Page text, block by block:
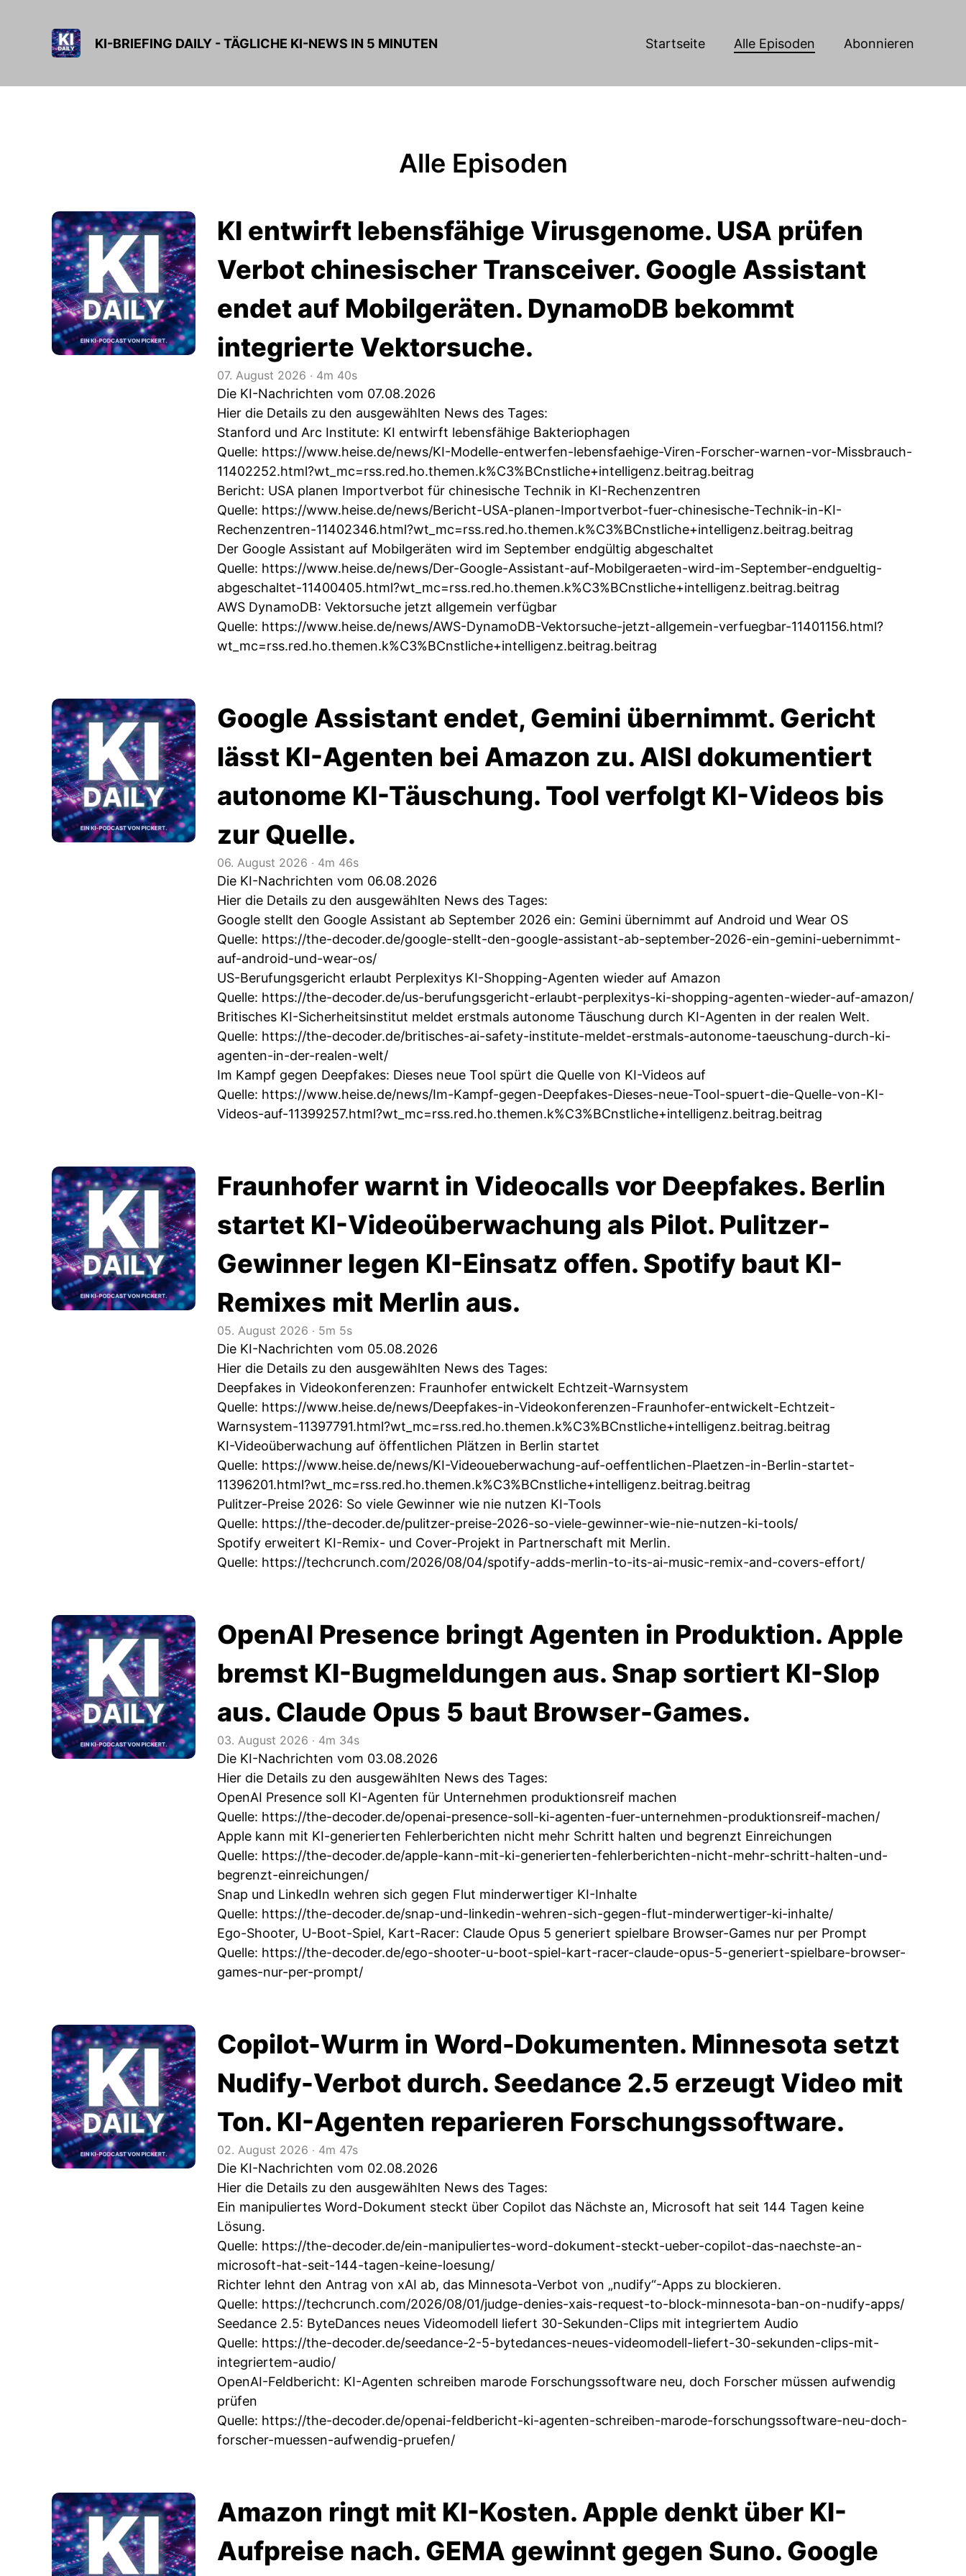
KI-BRIEFING DAILY - TÄGLICHE KI-NEWS IN 5 MINUTEN Startseite Alle Episoden Abonnieren
Alle Episoden
KI entwirft lebensfähige Virusgenome. USA prüfen
Verbot chinesischer Transceiver. Google Assistant
endet auf Mobilgeräten. DynamoDB bekommt
integrierte Vektorsuche.
07. August 2026 ‧ 4m 40s
Die KI-Nachrichten vom 07.08.2026
Hier die Details zu den ausgewählten News des Tages:
Stanford und Arc Institute: KI entwirft lebensfähige Bakteriophagen
Quelle: https://www.heise.de/news/KI-Modelle-entwerfen-lebensfaehige-Viren-Forscher-warnen-vor-Missbrauch-
11402252.html?wt_mc=rss.red.ho.themen.k%C3%BCnstliche+intelligenz.beitrag.beitrag
Bericht: USA planen Importverbot für chinesische Technik in KI-Rechenzentren
Quelle: https://www.heise.de/news/Bericht-USA-planen-Importverbot-fuer-chinesische-Technik-in-KI-
Rechenzentren-11402346.html?wt_mc=rss.red.ho.themen.k%C3%BCnstliche+intelligenz.beitrag.beitrag
Der Google Assistant auf Mobilgeräten wird im September endgültig abgeschaltet
Quelle: https://www.heise.de/news/Der-Google-Assistant-auf-Mobilgeraeten-wird-im-September-endgueltig-
abgeschaltet-11400405.html?wt_mc=rss.red.ho.themen.k%C3%BCnstliche+intelligenz.beitrag.beitrag
AWS DynamoDB: Vektorsuche jetzt allgemein verfügbar
Quelle: https://www.heise.de/news/AWS-DynamoDB-Vektorsuche-jetzt-allgemein-verfuegbar-11401156.html?
wt_mc=rss.red.ho.themen.k%C3%BCnstliche+intelligenz.beitrag.beitrag
Google Assistant endet, Gemini übernimmt. Gericht
lässt KI-Agenten bei Amazon zu. AISI dokumentiert
autonome KI-Täuschung. Tool verfolgt KI-Videos bis
zur Quelle.
06. August 2026 ‧ 4m 46s
Die KI-Nachrichten vom 06.08.2026
Hier die Details zu den ausgewählten News des Tages:
Google stellt den Google Assistant ab September 2026 ein: Gemini übernimmt auf Android und Wear OS
Quelle: https://the-decoder.de/google-stellt-den-google-assistant-ab-september-2026-ein-gemini-uebernimmt-
auf-android-und-wear-os/
US-Berufungsgericht erlaubt Perplexitys KI-Shopping-Agenten wieder auf Amazon
Quelle: https://the-decoder.de/us-berufungsgericht-erlaubt-perplexitys-ki-shopping-agenten-wieder-auf-amazon/
Britisches KI-Sicherheitsinstitut meldet erstmals autonome Täuschung durch KI-Agenten in der realen Welt.
Quelle: https://the-decoder.de/britisches-ai-safety-institute-meldet-erstmals-autonome-taeuschung-durch-ki-
agenten-in-der-realen-welt/
Im Kampf gegen Deepfakes: Dieses neue Tool spürt die Quelle von KI-Videos auf
Quelle: https://www.heise.de/news/Im-Kampf-gegen-Deepfakes-Dieses-neue-Tool-spuert-die-Quelle-von-KI-
Videos-auf-11399257.html?wt_mc=rss.red.ho.themen.k%C3%BCnstliche+intelligenz.beitrag.beitrag
Fraunhofer warnt in Videocalls vor Deepfakes. Berlin
startet KI-Videoüberwachung als Pilot. Pulitzer-
Gewinner legen KI-Einsatz offen. Spotify baut KI-
Remixes mit Merlin aus.
05. August 2026 ‧ 5m 5s
Die KI-Nachrichten vom 05.08.2026
Hier die Details zu den ausgewählten News des Tages:
Deepfakes in Videokonferenzen: Fraunhofer entwickelt Echtzeit-Warnsystem
Quelle: https://www.heise.de/news/Deepfakes-in-Videokonferenzen-Fraunhofer-entwickelt-Echtzeit-
Warnsystem-11397791.html?wt_mc=rss.red.ho.themen.k%C3%BCnstliche+intelligenz.beitrag.beitrag
KI-Videoüberwachung auf öffentlichen Plätzen in Berlin startet
Quelle: https://www.heise.de/news/KI-Videoueberwachung-auf-oeffentlichen-Plaetzen-in-Berlin-startet-
11396201.html?wt_mc=rss.red.ho.themen.k%C3%BCnstliche+intelligenz.beitrag.beitrag
Pulitzer-Preise 2026: So viele Gewinner wie nie nutzen KI-Tools
Quelle: https://the-decoder.de/pulitzer-preise-2026-so-viele-gewinner-wie-nie-nutzen-ki-tools/
Spotify erweitert KI-Remix- und Cover-Projekt in Partnerschaft mit Merlin.
Quelle: https://techcrunch.com/2026/08/04/spotify-adds-merlin-to-its-ai-music-remix-and-covers-effort/
OpenAI Presence bringt Agenten in Produktion. Apple
bremst KI-Bugmeldungen aus. Snap sortiert KI-Slop
aus. Claude Opus 5 baut Browser-Games.
03. August 2026 ‧ 4m 34s
Die KI-Nachrichten vom 03.08.2026
Hier die Details zu den ausgewählten News des Tages:
OpenAI Presence soll KI-Agenten für Unternehmen produktionsreif machen
Quelle: https://the-decoder.de/openai-presence-soll-ki-agenten-fuer-unternehmen-produktionsreif-machen/
Apple kann mit KI-generierten Fehlerberichten nicht mehr Schritt halten und begrenzt Einreichungen
Quelle: https://the-decoder.de/apple-kann-mit-ki-generierten-fehlerberichten-nicht-mehr-schritt-halten-und-
begrenzt-einreichungen/
Snap und LinkedIn wehren sich gegen Flut minderwertiger KI-Inhalte
Quelle: https://the-decoder.de/snap-und-linkedin-wehren-sich-gegen-flut-minderwertiger-ki-inhalte/
Ego-Shooter, U-Boot-Spiel, Kart-Racer: Claude Opus 5 generiert spielbare Browser-Games nur per Prompt
Quelle: https://the-decoder.de/ego-shooter-u-boot-spiel-kart-racer-claude-opus-5-generiert-spielbare-browser-
games-nur-per-prompt/
Copilot-Wurm in Word-Dokumenten. Minnesota setzt
Nudify-Verbot durch. Seedance 2.5 erzeugt Video mit
Ton. KI-Agenten reparieren Forschungssoftware.
02. August 2026 ‧ 4m 47s
Die KI-Nachrichten vom 02.08.2026
Hier die Details zu den ausgewählten News des Tages:
Ein manipuliertes Word-Dokument steckt über Copilot das Nächste an, Microsoft hat seit 144 Tagen keine
Lösung.
Quelle: https://the-decoder.de/ein-manipuliertes-word-dokument-steckt-ueber-copilot-das-naechste-an-
microsoft-hat-seit-144-tagen-keine-loesung/
Richter lehnt den Antrag von xAI ab, das Minnesota-Verbot von „nudify“-Apps zu blockieren.
Quelle: https://techcrunch.com/2026/08/01/judge-denies-xais-request-to-block-minnesota-ban-on-nudify-apps/
Seedance 2.5: ByteDances neues Videomodell liefert 30-Sekunden-Clips mit integriertem Audio
Quelle: https://the-decoder.de/seedance-2-5-bytedances-neues-videomodell-liefert-30-sekunden-clips-mit-
integriertem-audio/
OpenAI-Feldbericht: KI-Agenten schreiben marode Forschungssoftware neu, doch Forscher müssen aufwendig
prüfen
Quelle: https://the-decoder.de/openai-feldbericht-ki-agenten-schreiben-marode-forschungssoftware-neu-doch-
forscher-muessen-aufwendig-pruefen/
Amazon ringt mit KI-Kosten. Apple denkt über KI-
Aufpreise nach. GEMA gewinnt gegen Suno. Google